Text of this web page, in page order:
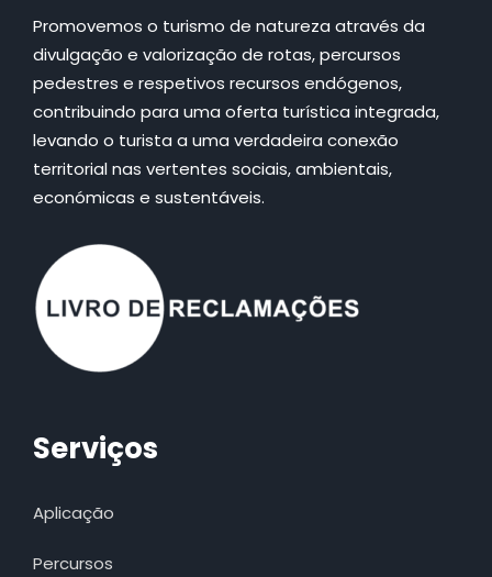
Promovemos o turismo de natureza através da
divulgação e valorização de rotas, percursos
pedestres e respetivos recursos endógenos,
contribuindo para uma oferta turística integrada,
levando o turista a uma verdadeira conexão
territorial nas vertentes sociais, ambientais,
económicas e sustentáveis.
Serviços
Aplicação
Percursos